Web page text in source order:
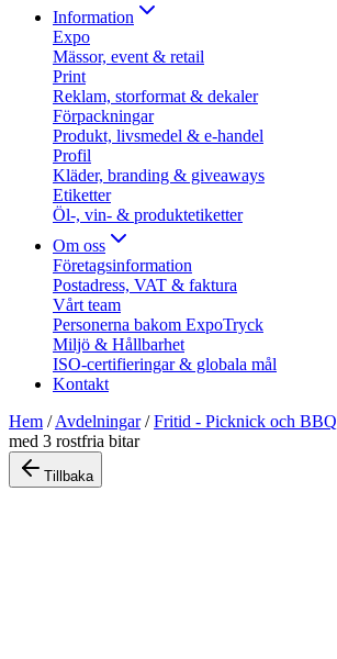
Information
Expo
Mässor, event & retail
Print
Reklam, storformat & dekaler
Förpackningar
Produkt, livsmedel & e-handel
Profil
Kläder, branding & giveaways
Etiketter
Öl-, vin- & produktetiketter
Om oss
Företagsinformation
Postadress, VAT & faktura
Vårt team
Personerna bakom ExpoTryck
Miljö & Hållbarhet
ISO-certifieringar & globala mål
Kontakt
Hem /Avdelningar/Fritid - Picknick och BBQ
med 3 rostfria bitar
Tillbaka